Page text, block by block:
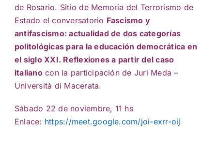
de Rosario. Sitio de Memoria del Terrorismo de
Estado el conversatorio Fascismo y
antifascismo: actualidad de dos categorías
politológicas para la educación democrática en
el siglo XXI. Reflexiones a partir del caso
italianocon la participación de Juri Meda –
Università di Macerata.
Sábado 22 de noviembre, 11 hs
Enlace: https://meet.google.com/joi-exrr-oij